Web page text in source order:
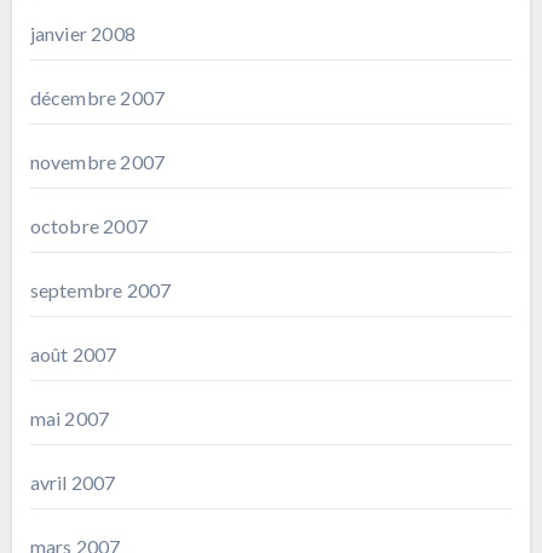
janvier 2008
décembre 2007
novembre 2007
octobre 2007
septembre 2007
août 2007
mai 2007
avril 2007
mars 2007